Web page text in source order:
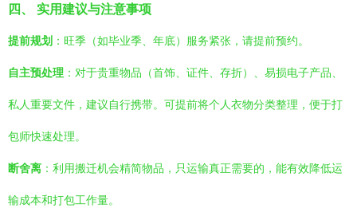
四、 实用建议与注意事项
提前规划 ：旺季（如毕业季、年底）服务紧张，请提前预约。
自主预处理 ：对于贵重物品（首饰、证件、存折）、易损电子产品、
私人重要文件，建议自行携带。可提前将个人衣物分类整理，便于打
包师快速处理。
断舍离 ：利用搬迁机会精简物品，只运输真正需要的，能有效降低运
输成本和打包工作量。